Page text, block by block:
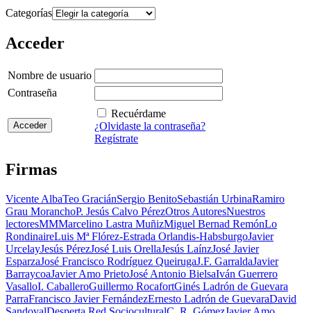
Categorías
Acceder
Nombre de usuario
Contraseña
Recuérdame
¿Olvidaste la contraseña?
Regístrate
Firmas
Vicente AlbaTeo GraciánSergio BenitoSebastián UrbinaRamiro
Grau MoranchoP. Jesús Calvo PérezOtros AutoresNuestros
lectoresMMMarcelino Lastra MuñizMiguel Bernad RemónLo
RondinaireLuis Mª Flórez-Estrada Orlandis-HabsburgoJavier
UrcelayJesús PérezJosé Luis OrellaJesús LaínzJosé Javier
EsparzaJosé Francisco Rodríguez QueirugaJ.F. GarraldaJavier
BarraycoaJavier Amo PrietoJosé Antonio BielsaIván Guerrero
VasalloI. CaballeroGuillermo RocafortGinés Ladrón de Guevara
ParraFrancisco Javier FernándezErnesto Ladrón de GuevaraDavid